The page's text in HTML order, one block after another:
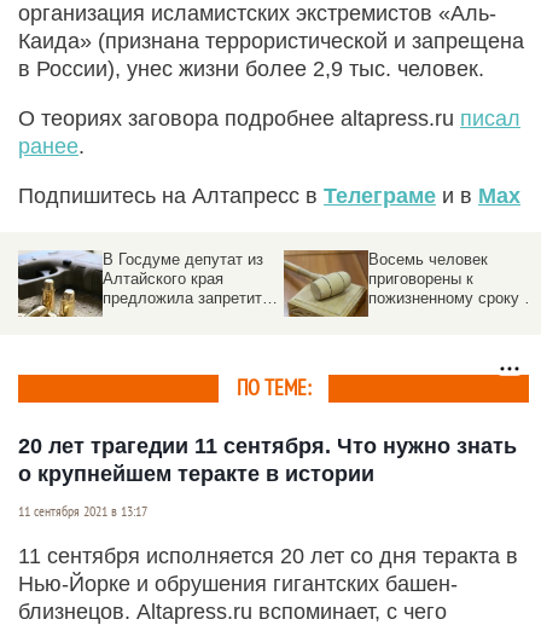
организация исламистских экстремистов «Аль-
Каида» (признана террористической и запрещена
в России), унес жизни более 2,9 тыс. человек.
О теориях заговора подробнее altapress.ru писал
ранее.
Подпишитесь на Алтапресс в Телеграме и в Max
В Госдуме депутат из
Алтайского края
предложила запретить
Восемь человек
приговорены к
пожизненному сроку за
ПО ТЕМЕ:
20 лет трагедии 11 сентября. Что нужно знать
о крупнейшем теракте в истории
11 сентября 2021 в 13:17
11 сентября исполняется 20 лет со дня теракта в
Нью-Йорке и обрушения гигантских башен-
близнецов. Altapress.ru вспоминает, с чего